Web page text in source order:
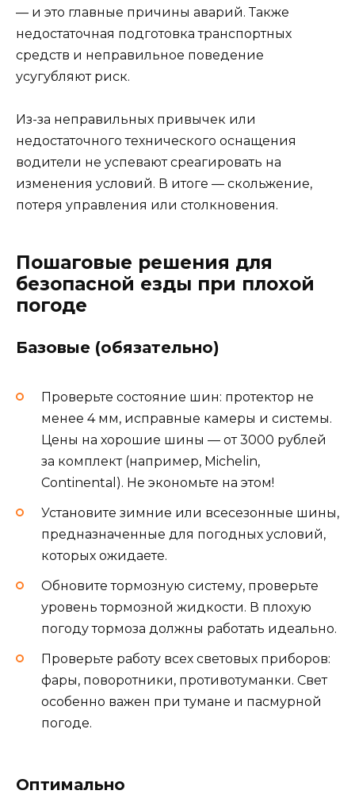
— и это главные причины аварий. Также
недостаточная подготовка транспортных
средств и неправильное поведение
усугубляют риск.
Из-за неправильных привычек или
недостаточного технического оснащения
водители не успевают среагировать на
изменения условий. В итоге — скольжение,
потеря управления или столкновения.
Пошаговые решения для
безопасной езды при плохой
погоде
Базовые (обязательно)
Проверьте состояние шин: протектор не
менее 4 мм, исправные камеры и системы.
Цены на хорошие шины — от 3000 рублей
за комплект (например, Michelin,
Continental). Не экономьте на этом!
Установите зимние или всесезонные шины,
предназначенные для погодных условий,
которых ожидаете.
Обновите тормозную систему, проверьте
уровень тормозной жидкости. В плохую
погоду тормоза должны работать идеально.
Проверьте работу всех световых приборов:
фары, поворотники, противотуманки. Свет
особенно важен при тумане и пасмурной
погоде.
Оптимально